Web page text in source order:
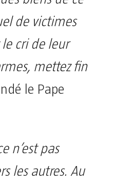
de victimes
cri de leur
mettez fin
le Pape
n’est pas
les autres. Au